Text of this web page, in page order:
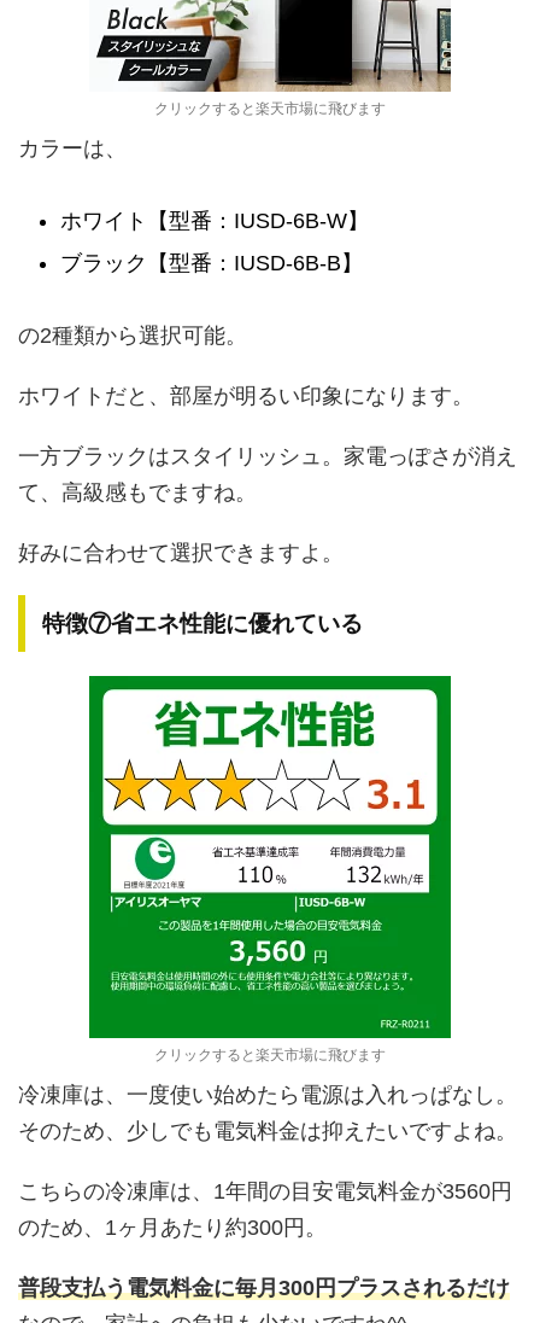
クリックすると楽天市場に飛びます
カラーは、
ホワイト【型番：IUSD-6B-W】
ブラック【型番：IUSD-6B-B】
の2種類から選択可能。
ホワイトだと、部屋が明るい印象になります。
一方ブラックはスタイリッシュ。家電っぽさが消え
て、高級感もでますね。
好みに合わせて選択できますよ。
特徴⑦省エネ性能に優れている
クリックすると楽天市場に飛びます
冷凍庫は、一度使い始めたら電源は入れっぱなし。
そのため、少しでも電気料金は抑えたいですよね。
こちらの冷凍庫は、1年間の目安電気料金が3560円
のため、1ヶ月あたり約300円。
普段支払う電気料金に毎月300円プラスされるだけ